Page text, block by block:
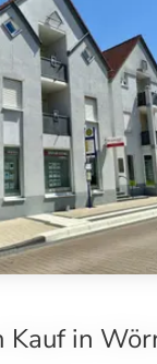
Kauf in